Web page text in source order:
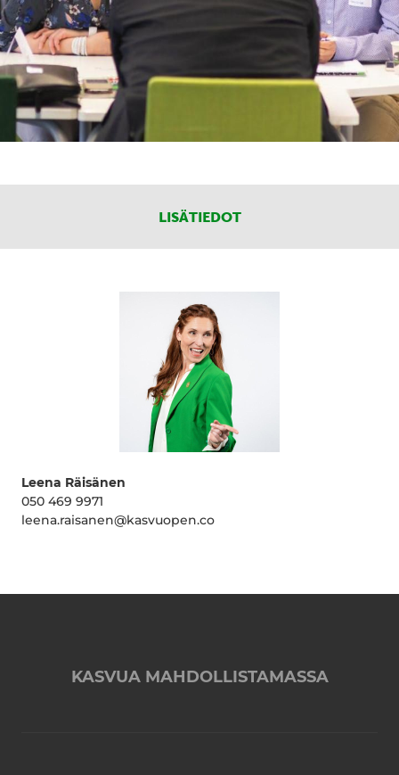
LISÄTIEDOT
Leena Räisänen
050 469 9971
leena.raisanen@kasvuopen.co
KASVUA MAHDOLLISTAMASSA